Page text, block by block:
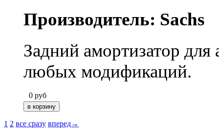
Производитель: Sachs
Задний амортизатор
любых модификаций.
0 руб
1 2 все сразу вперед→